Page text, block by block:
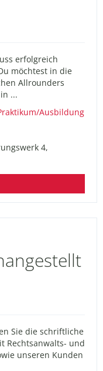
erfolgreich
möchtest in die
Allrounders
...
Ausbildung
4,
Sie die schriftliche
Rechtsanwalts- und
unseren Kunden